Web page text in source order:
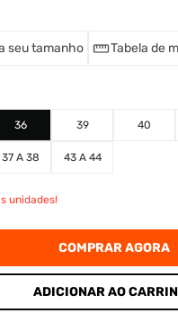
seu tamanho Tabela de
36 39 40
37 A 38 43 A 44
unidades!
COMPRAR AGORA
ADICIONAR AO